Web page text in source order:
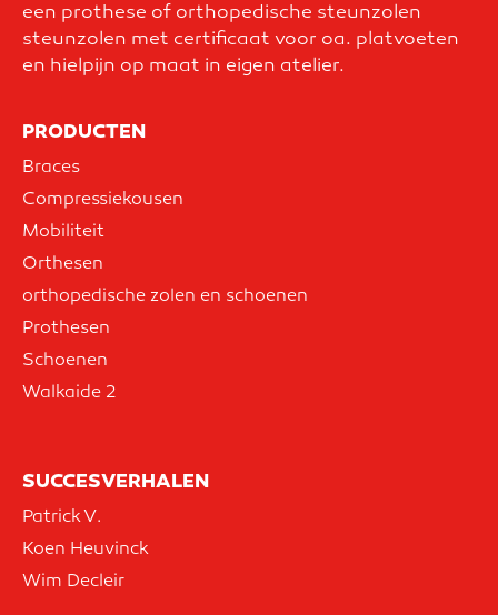
een prothese of orthopedische steunzolen
steunzolen met certificaat voor oa. platvoeten
en hielpijn op maat in eigen atelier.
PRODUCTEN
Braces
Compressiekousen
Mobiliteit
Orthesen
orthopedische zolen en schoenen
Prothesen
Schoenen
Walkaide 2
SUCCESVERHALEN
Patrick V.
Koen Heuvinck
Wim Decleir